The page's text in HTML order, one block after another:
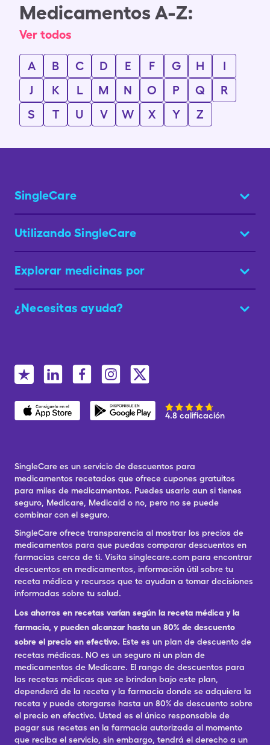
Medicamentos A-Z:
Ver todos
A B C D E F G H
I
J
K L M N O P Q
R
S
T U V W X Y Z
SingleCare
Utilizando SingleCare
Explorar medicinas por
¿Necesitas ayuda?
4.8 calificación
SingleCare es un servicio de descuentos para
medicamentos recetados que ofrece cupones gratuitos
para miles de medicamentos. Puedes usarlo aun si tienes
seguro, Medicare, Medicaid o no, pero no se puede
combinar con el seguro.
SingleCare ofrece transparencia al mostrar los precios de
medicamentos para que puedas comparar descuentos en
farmacias cerca de ti. Visita singlecare.com para encontrar
descuentos en medicamentos, información útil sobre tu
receta médica y recursos que te ayudan a tomar decisiones
informadas sobre tu salud.
Los ahorros en recetas varían según la receta médica y la
farmacia, y pueden alcanzar hasta un 80% de descuento
sobre el precio en efectivo. Este es un plan de descuento de
recetas médicas. NO es un seguro ni un plan de
medicamentos de Medicare. El rango de descuentos para
las recetas médicas que se brindan bajo este plan,
dependerá de la receta y la farmacia donde se adquiera la
receta y puede otorgarse hasta un 80% de descuento sobre
el precio en efectivo. Usted es el único responsable de
pagar sus recetas en la farmacia autorizada al momento
que reciba el servicio, sin embargo, tendrá el derecho a un